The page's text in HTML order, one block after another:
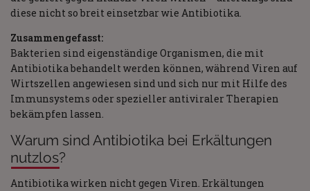
diese nicht so breit einsetzbar wie Antibiotika.
Zusammengefasst:
Bakterien sind eigenständige Organismen, die mit
Antibiotika behandelt werden können, während Viren auf
Wirtszellen angewiesen sind und sich nur mit Hilfe des
Immunsystems oder spezieller antiviraler Therapien
bekämpfen lassen.
Warum sind Antibiotika bei Erkältungen
nutzlos?
Antibiotika wirken nicht gegen Viren. Erkältungen